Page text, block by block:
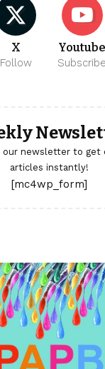
X
Follow
Youtube
Subscribe
our newsletter to get
articles instantly!
[mc4wp_form]